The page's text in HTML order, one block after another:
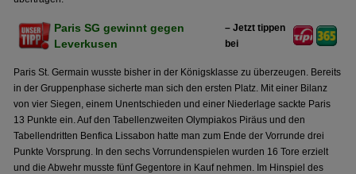
Paris SG gewinnt gegen
Leverkusen
– Jetzt tippen
bei
Paris St. Germain wusste bisher in der Königsklasse zu überzeugen. Bereits
in der Gruppenphase sicherte man sich den ersten Platz. Mit einer Bilanz
von vier Siegen, einem Unentschieden und einer Niederlage sackte Paris
13 Punkte ein. Auf den Tabellenzweiten Olympiakos Piräus und den
Tabellendritten Benfica Lissabon hatte man zum Ende der Vorrunde drei
Punkte Vorsprung. In den sechs Vorrundenspielen wurden 16 Tore erzielt
und die Abwehr musste fünf Gegentore in Kauf nehmen. Im Hinspiel des